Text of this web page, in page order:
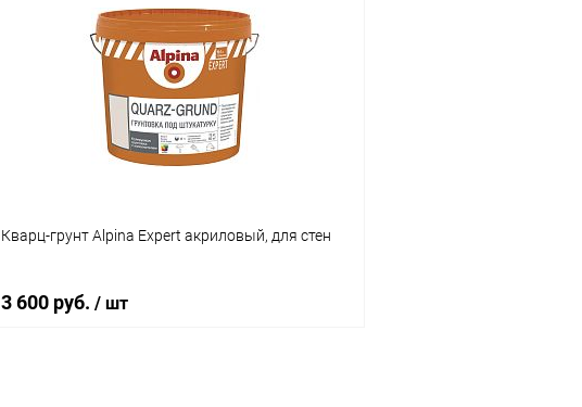
В корзину
Купить в 1 клик Сравнение
В наличии
Кварц-грунт Alpina Expert акриловый, для стен
3 600 руб. / шт